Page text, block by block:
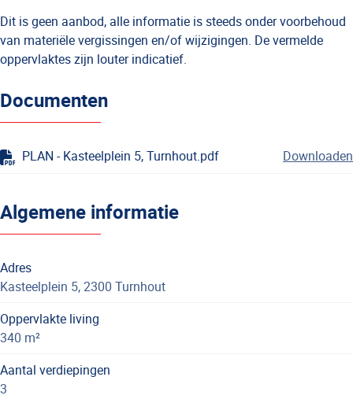
Dit is geen aanbod, alle informatie is steeds onder voorbehoud
van materiële vergissingen en/of wijzigingen. De vermelde
oppervlaktes zijn louter indicatief.
Documenten
PLAN - Kasteelplein 5, Turnhout.pdf Downloaden
Algemene informatie
Adres
Kasteelplein 5, 2300 Turnhout
Oppervlakte living
340 m²
Aantal verdiepingen
3